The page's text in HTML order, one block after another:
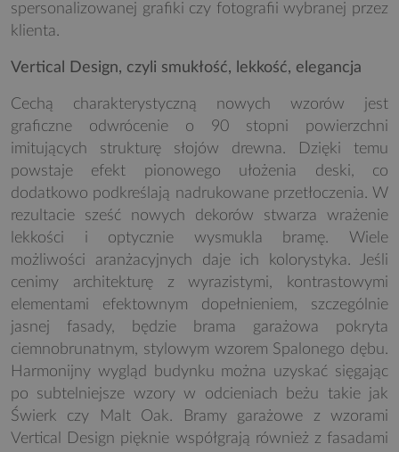
spersonalizowanej grafiki czy fotografii wybranej przez
klienta.
Vertical Design, czyli smukłość, lekkość, elegancja
Cechą charakterystyczną nowych wzorów jest
graficzne odwrócenie o 90 stopni powierzchni
imitujących strukturę słojów drewna. Dzięki temu
powstaje efekt pionowego ułożenia deski, co
dodatkowo podkreślają nadrukowane przetłoczenia. W
rezultacie sześć nowych dekorów stwarza wrażenie
lekkości i optycznie wysmukla bramę. Wiele
możliwości aranżacyjnych daje ich kolorystyka. Jeśli
cenimy architekturę z wyrazistymi, kontrastowymi
elementami efektownym dopełnieniem, szczególnie
jasnej fasady, będzie brama garażowa pokryta
ciemnobrunatnym, stylowym wzorem Spalonego dębu.
Harmonijny wygląd budynku można uzyskać sięgając
po subtelniejsze wzory w odcieniach beżu takie jak
Świerk czy Malt Oak. Bramy garażowe z wzorami
Vertical Design pięknie współgrają również z fasadami